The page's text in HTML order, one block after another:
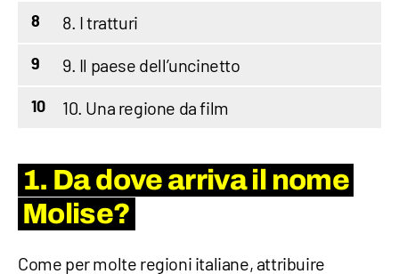
8 8. I tratturi
9 9. Il paese dell’uncinetto
10 10. Una regione da film
1. Da dove arriva il nome
Molise?
Come per molte regioni italiane, attribuire